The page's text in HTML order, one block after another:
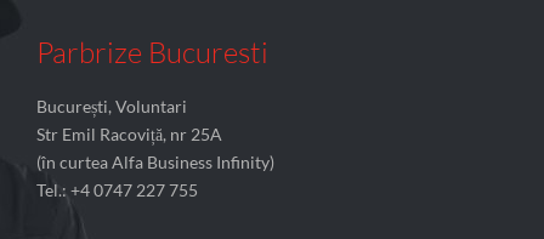
Parbrize Bucuresti
București, Voluntari
Str Emil Racoviță, nr 25A
(în curtea Alfa Business Infinity)
Tel.: +4 0747 227 755